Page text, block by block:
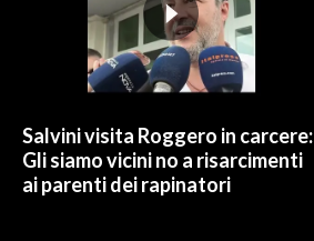
Salvini visita Roggero in carcere:
Gli siamo vicini no a risarcimenti
ai parenti dei rapinatori